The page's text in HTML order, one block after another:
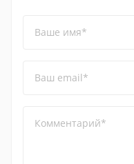
Ваше имя*
Ваш email*
Комментарий*